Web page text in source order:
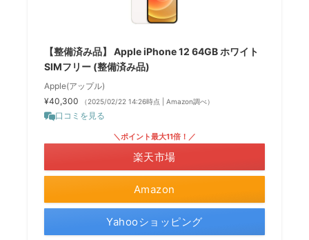
【整備済み品】 Apple iPhone 12 64GB ホワイト
SIMフリー (整備済み品)
Apple(アップル)
¥40,300
（2025/02/22 14:26時点 | Amazon調べ）
口コミを見る
Amazon
＼ポイント最大11倍！／
楽天市場
Yahooショッピング